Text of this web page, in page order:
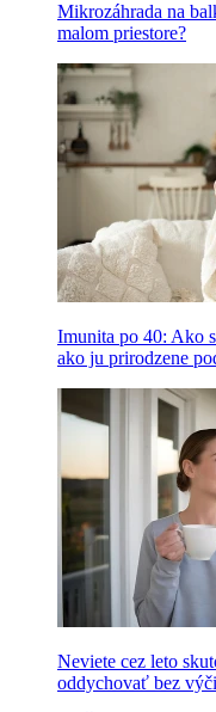
Mikrozáhrada na
malom priestore?
Imunita po 40: Ako
ako ju prirodzene
Neviete cez leto
oddychovať bez